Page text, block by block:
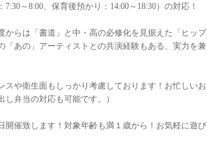
～8:00、保育後預かり：14:00～18:30）の対応！
からは「書道」と中・高の必修化を見据えた「ヒップ
あの」アーティストとの共演経験もある、実力を兼
スや衛生面もしっかり考慮しております！お忙しいお
弁当の対応も可能です。）
開催致します！対象年齢も満１歳から！お気軽に遊び